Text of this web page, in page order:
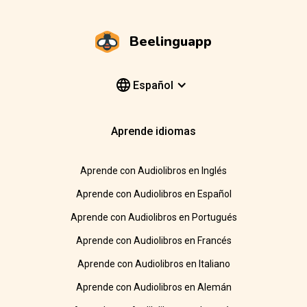
Beelinguapp
Español
Aprende idiomas
Aprende con Audiolibros en Inglés
Aprende con Audiolibros en Español
Aprende con Audiolibros en Portugués
Aprende con Audiolibros en Francés
Aprende con Audiolibros en Italiano
Aprende con Audiolibros en Alemán